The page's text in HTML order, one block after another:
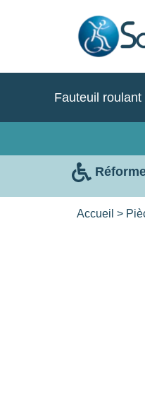
Fauteuil roulant
Accueil >